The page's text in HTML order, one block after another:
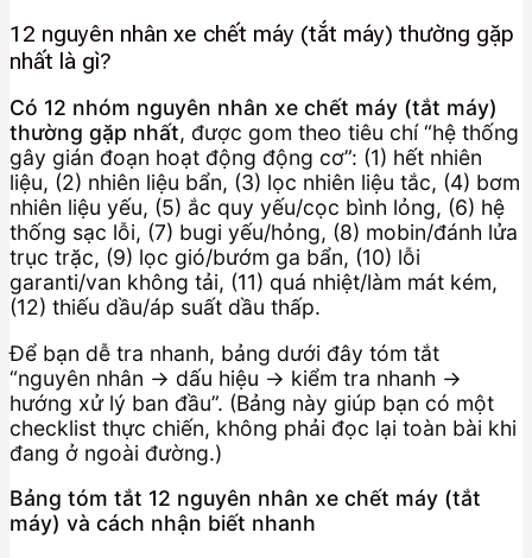
12 nguyên nhân xe chết máy (tắt máy) thường gặp
nhất là gì?
Có 12 nhóm nguyên nhân xe chết máy (tắt máy)
thường gặp nhất, được gom theo tiêu chí “hệ thống
gây gián đoạn hoạt động động cơ”: (1) hết nhiên
liệu, (2) nhiên liệu bẩn, (3) lọc nhiên liệu tắc, (4) bơm
nhiên liệu yếu, (5) ắc quy yếu/cọc bình lỏng, (6) hệ
thống sạc lỗi, (7) bugi yếu/hỏng, (8) mobin/đánh lửa
trục trặc, (9) lọc gió/bướm ga bẩn, (10) lỗi
garanti/van không tải, (11) quá nhiệt/làm mát kém,
(12) thiếu dầu/áp suất dầu thấp.
Để bạn dễ tra nhanh, bảng dưới đây tóm tắt
“nguyên nhân → dấu hiệu → kiểm tra nhanh →
hướng xử lý ban đầu”. (Bảng này giúp bạn có một
checklist thực chiến, không phải đọc lại toàn bài khi
đang ở ngoài đường.)
Bảng tóm tắt 12 nguyên nhân xe chết máy (tắt
máy) và cách nhận biết nhanh